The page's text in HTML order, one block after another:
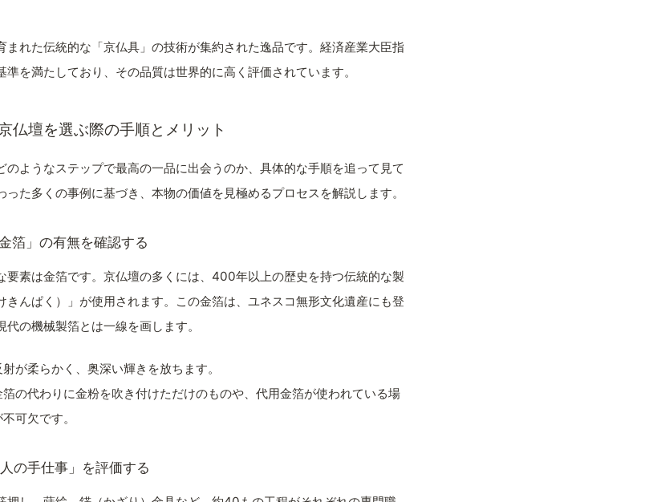
まれた伝統的な「京仏具」の技術が集約された逸品です。経済産業大臣指
を満たしており、その品質は世界的に高く評価されています。
仏壇を選ぶ際の手順とメリット
ようなステップで最高の一品に出会うのか、具体的な手順を追って見て
た多くの事例に基づき、本物の価値を見極めるプロセスを解説します。
箔」の有無を確認する
要素は金箔です。京仏壇の多くには、400年以上の歴史を持つ伝統的な製
んぱく）」が使用されます。この金箔は、ユネスコ無形文化遺産にも登
の機械製箔とは一線を画します。
が柔らかく、奥深い輝きを放ちます。
の代わりに金粉を吹き付けただけのものや、代用金箔が使われている場
可欠です。
の手仕事」を評価する